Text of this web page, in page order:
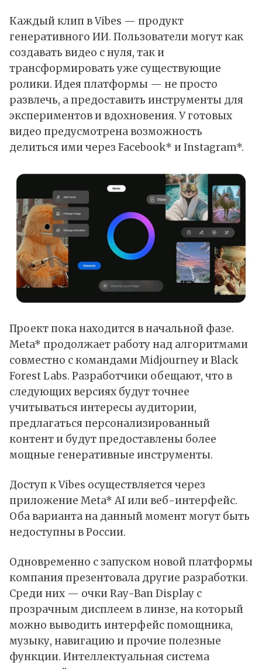
Каждый клип в Vibes — продукт
генеративного ИИ. Пользователи могут как
создавать видео с нуля, так и
трансформировать уже существующие
ролики. Идея платформы — не просто
развлечь, а предоставить инструменты для
экспериментов и вдохновения. У готовых
видео предусмотрена возможность
делиться ими через Facebook* и Instagram*.
Проект пока находится в начальной фазе.
Meta* продолжает работу над алгоритмами
совместно с командами Midjourney и Black
Forest Labs. Разработчики обещают, что в
следующих версиях будут точнее
учитываться интересы аудитории,
предлагаться персонализированный
контент и будут предоставлены более
мощные генеративные инструменты.
Доступ к Vibes осуществляется через
приложение Meta* AI или веб-интерфейс.
Оба варианта на данный момент могут быть
недоступны в России.
Одновременно с запуском новой платформы
компания презентовала другие разработки.
Среди них — очки Ray-Ban Display с
прозрачным дисплеем в линзе, на который
можно выводить интерфейс помощника,
музыку, навигацию и прочие полезные
функции. Интеллектуальная система